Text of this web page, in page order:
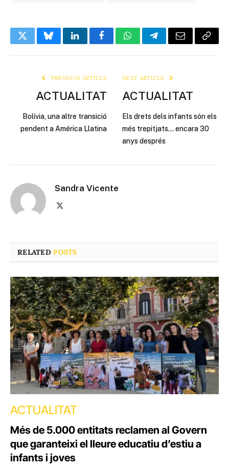
TwitterBlueskyLinkedInFacebookWhatsAppTelegramEmail Copy
PREVIOUS ARTICLE
ACTUALITAT
Bolívia, una altre transició
pendent a América Llatina
NEXT ARTICLE
ACTUALITAT
Els drets dels infants són els
més trepitjats… encara 30
anys després
Sandra Vicente
RELATEDPOSTS
ACTUALITAT
Més de 5.000 entitats reclamen al Govern
que garanteixi el lleure educatiu d’estiu a
infants i joves